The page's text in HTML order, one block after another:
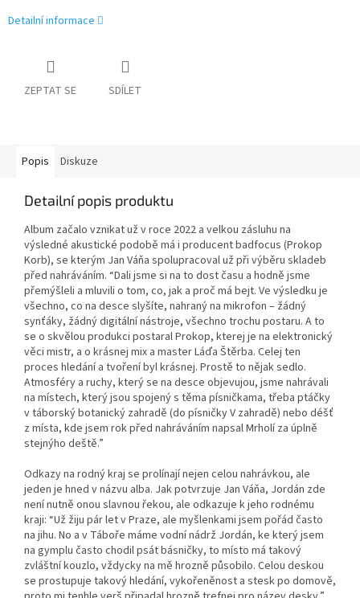
Detailní informace
ZEPTAT SE SDÍLET
Popis Diskuze
Detailní popis produktu
Album začalo vznikat už v roce 2022 a velkou zásluhu na
výsledné akustické podobě má i producent badfocus (Prokop
Korb), se kterým Jan Váňa spolupracoval už při výběru skladeb
před nahráváním. “Dali jsme si na to dost času a hodně jsme
přemýšleli a mluvili o tom, co, jak a proč má bejt. Ve výsledku je
všechno, co na desce slyšíte, nahraný na mikrofon – žádný
synťáky, žádný digitální nástroje, všechno trochu postaru. A to
se o skvělou produkci postaral Prokop, kterej je na elektronický
věci mistr, a o krásnej mix a master Láďa Štěrba. Celej ten
proces hledání a tvoření byl krásnej. Prostě to nějak sedlo.
Atmosféry a ruchy, který se na desce objevujou, jsme nahrávali
na místech, který jsou spojený s těma písničkama, třeba ptáčky
v táborský botanický zahradě (do písničky V zahradě) nebo déšť
z místa, kde jsem rok před nahráváním napsal Mrholí za úplně
stejnýho deště.”
Odkazy na rodný kraj se prolínají nejen celou nahrávkou, ale
jeden je hned v názvu alba. Jak potvrzuje Jan Váňa, Jordán zde
není nutně onou slavnou řekou, ale odkazuje k jeho rodnému
kraji: “Už žiju pár let v Praze, ale myšlenkami jsem pořád často
na jihu. No a v Táboře máme vodní nádrž Jordán, ke který jsem
na gymplu často chodil psát básničky, to místo má takový
zvláštní kouzlo, vždycky na mě hrozně působilo. Celou deskou
se prostupuje takový hledání, vykořeněnost a stesk po domově,